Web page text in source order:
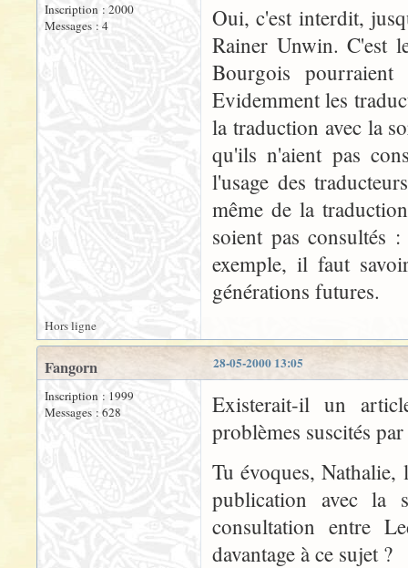
Inscription : 2000
Messages : 4
Oui, c'est interdit,
Rainer Unwin. C'est
Bourgois
Evidemment les
la traduction avec la
qu'ils n'aient pas
l'usage des
même de la
soient pas consultés
exemple, il faut
générations futures.
Hors ligne
28-05-2000 13:05
Fangorn
Inscription : 1999
Messages : 628
Existerait-il un
problèmes suscités
Tu évoques,
publication avec la
consultation entre
davantage à ce sujet ?